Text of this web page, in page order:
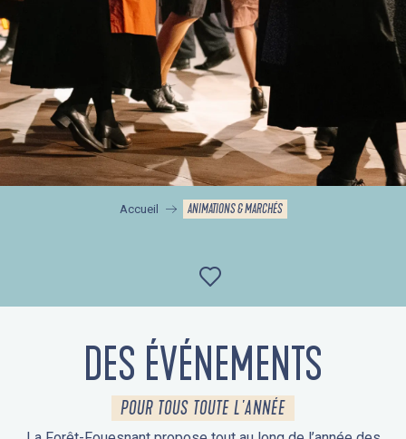
Accueil ANIMATIONS & MARCHÉS
Ajouter aux
DES ÉVÉNEMENTS
POUR TOUS TOUTE L'ANNÉE